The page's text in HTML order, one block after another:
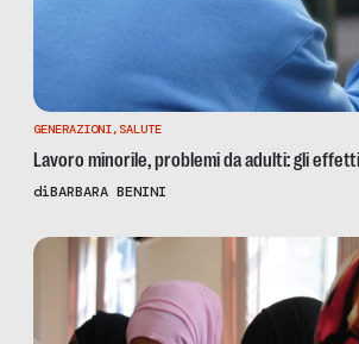
GENERAZIONI, SALUTE
Lavoro minorile, problemi da adulti: gli
diBARBARA BENINI